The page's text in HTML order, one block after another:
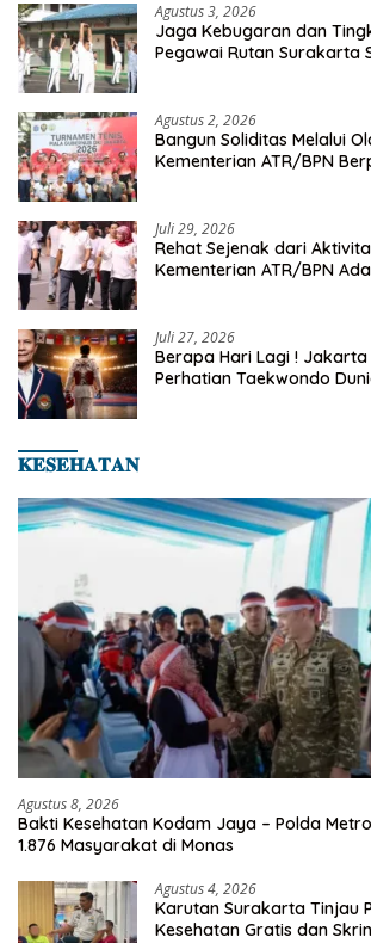
Agustus 3, 2026
Jaga Kebugaran dan
Pegawai Rutan Surakarta
Agustus 2, 2026
Bangun Soliditas Melalui
Kementerian ATR/BPN
Juli 29, 2026
Rehat Sejenak dari
Kementerian ATR/BPN
Juli 27, 2026
Berapa Hari Lagi !
Perhatian Taekwondo
𝐊𝐄𝐒𝐄𝐇𝐀𝐓𝐀𝐍
Agustus 8, 2026
Bakti Kesehatan Kodam Jaya – Polda
1.876 Masyarakat di Monas
Agustus 4, 2026
Karutan Surakarta Tinjau
Kesehatan Gratis dan